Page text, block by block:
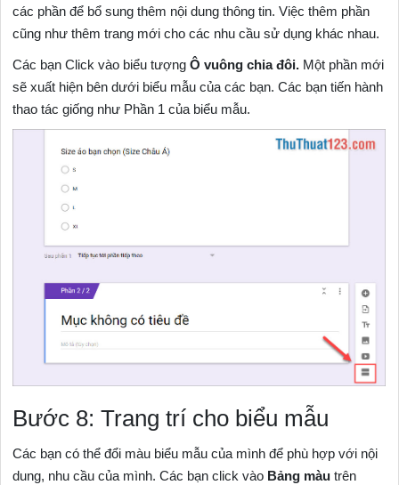
các phần để bổ sung thêm nội dung thông tin. Việc thêm phần
cũng như thêm trang mới cho các nhu cầu sử dụng khác nhau.
Các bạn Click vào biểu tượngÔ vuông chia đôi. Một phần mới
sẽ xuất hiện bên dưới biểu mẫu của các bạn. Các bạn tiến hành
thao tác giống như Phần 1 của biểu mẫu.
Bước 8: Trang trí cho biểu mẫu
Các bạn có thể đổi màu biểu mẫu của mình để phù hợp với nội
dung, nhu cầu của mình. Các bạn click vào Bảng màu trên